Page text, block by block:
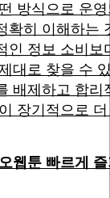
방식으로 운
확히 이해하는
인 정보 소비보
대로 찾을 수
배제하고 합리
장기적으로
웹툰 빠르게